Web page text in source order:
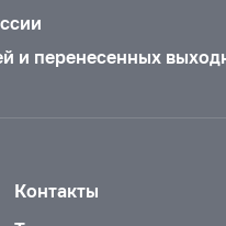
и перенесенных
Контакты